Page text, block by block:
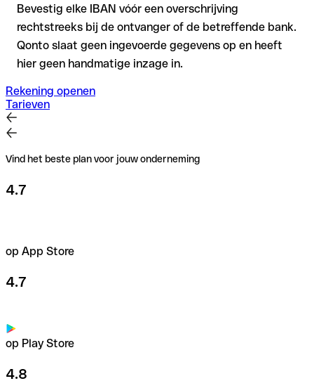
Bevestig elke IBAN vóór een overschrijving
rechtstreeks bij de ontvanger of de betreffende bank.
Qonto slaat geen ingevoerde gegevens op en heeft
hier geen handmatige inzage in.
Rekening openen
Tarieven
Vind het beste plan voor jouw onderneming
4.7
op App Store
4.7
op Play Store
4.8